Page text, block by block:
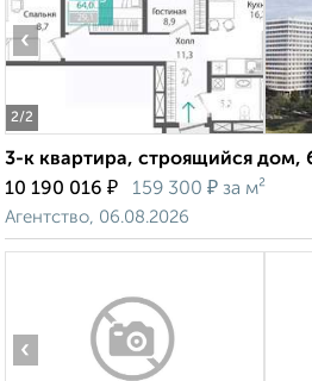
2/2
‹
3-к квартира, строящийся дом,
10 190 016 ₽ 159 300 ₽ за м²
Агентство, 06.08.2026
‹